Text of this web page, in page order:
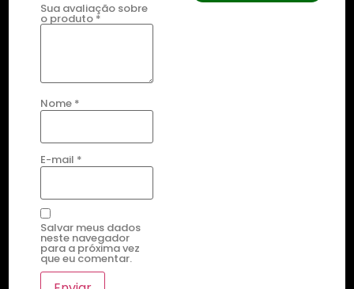
Sua avaliação sobre
o produto *
Nome *
E-mail *
Salvar meus dados
neste navegador
para a próxima vez
que eu comentar.